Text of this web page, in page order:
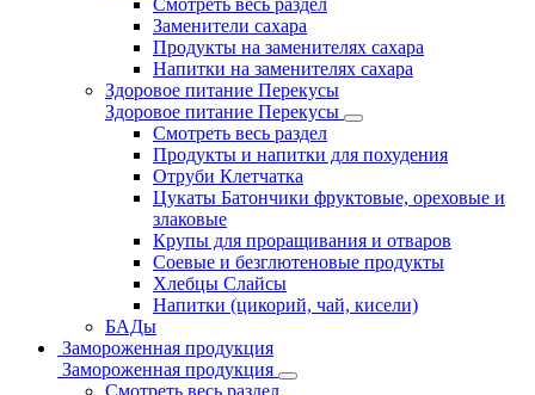
Смотреть весь раздел
Заменители сахара
Продукты на заменителях сахара
Напитки на заменителях сахара
Здоровое питание Перекусы
Здоровое питание Перекусы
Смотреть весь раздел
Продукты и напитки для похудения
Отруби Клетчатка
Цукаты Батончики фруктовые, ореховые и
злаковые
Крупы для проращивания и отваров
Соевые и безглютеновые продукты
Хлебцы Слайсы
Напитки (цикорий, чай, кисели)
БАДы
Замороженная продукция
Замороженная продукция
Смотреть весь раздел